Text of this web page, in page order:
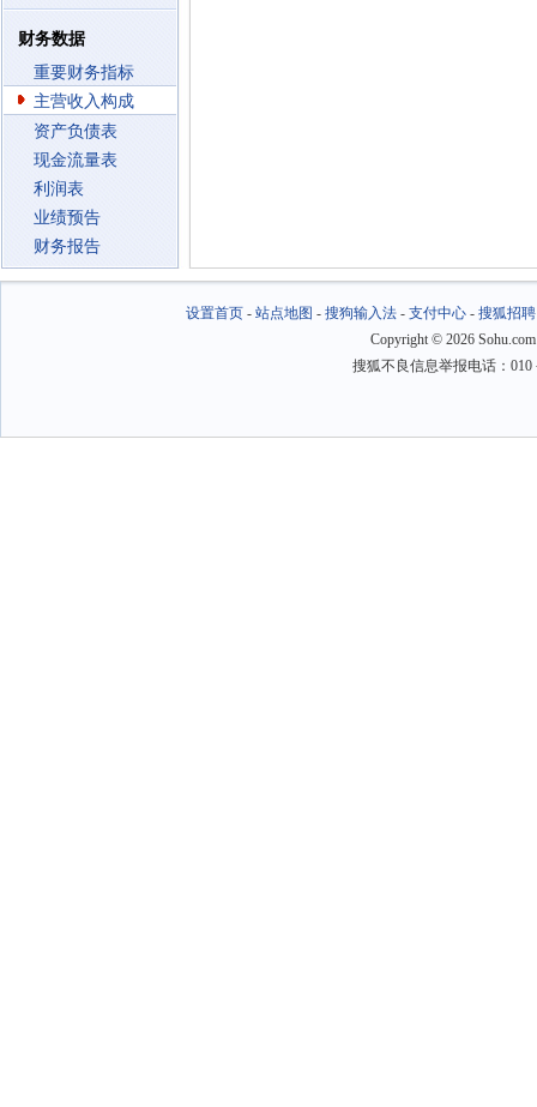
财务数据
重要财务指标
主营收入构成
资产负债表
现金流量表
利润表
业绩预告
财务报告
设置首页- 站点地图 - 搜狗输入法- 支付中心- 搜狐招聘
Copyright © 2026
搜狐不良信息举报电话：010